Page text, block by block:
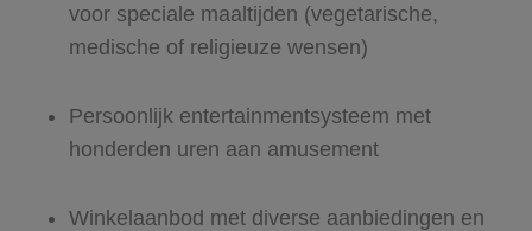
voor speciale maaltijden (vegetarische,
medische of religieuze wensen)
Persoonlijk entertainmentsysteem met
honderden uren aan amusement
Winkelaanbod met diverse aanbiedingen en